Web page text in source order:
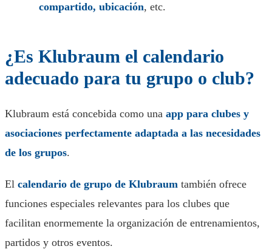
compartido, ubicación, etc.
¿Es Klubraum el calendario
adecuado para tu grupo o club?
Klubraum está concebida como una app para clubes y
asociaciones perfectamente adaptada a las necesidades
de los grupos.
El calendario de grupo de Klubraum también ofrece
funciones especiales relevantes para los clubes que
facilitan enormemente la organización de entrenamientos,
partidos y otros eventos.